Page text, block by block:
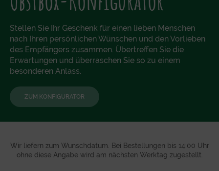
Stellen Sie Ihr Geschenk für einen lieben Menschen
nach Ihren persönlichen Wünschen und den Vorlieben
des Empfängers zusammen. Übertreffen Sie die
Erwartungen und überraschen Sie so zu einem
besonderen Anlass.
ZUM KONFIGURATOR
Wir liefern zum Wunschdatum. Bei Bestellungen bis 14:00 Uhr
ohne diese Angabe wird am nächsten Werktag zugestellt.